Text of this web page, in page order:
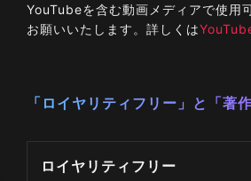
YouTubeを含む動画メディアで使用
お願いいたします。詳しくは
「ロイヤリティフリー」と「著
ロイヤリティフリー